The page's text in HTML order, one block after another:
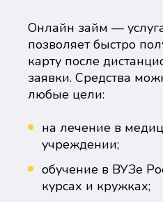
Онлайн займ —
позволяет быстро
карту после
заявки. Средства
любые цели:
на лечение в
учреждении;
обучение в ВУЗе
курсах и кружках;